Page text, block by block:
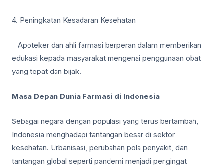
4. Peningkatan Kesadaran Kesehatan
Apoteker dan ahli farmasi berperan dalam memberikan
edukasi kepada masyarakat mengenai penggunaan obat
yang tepat dan bijak.
Masa Depan Dunia Farmasi di Indonesia
Sebagai negara dengan populasi yang terus bertambah,
Indonesia menghadapi tantangan besar di sektor
kesehatan. Urbanisasi, perubahan pola penyakit, dan
tantangan global seperti pandemi menjadi pengingat